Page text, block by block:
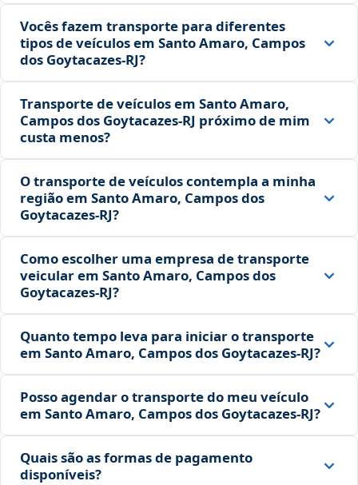
Vocês fazem transporte para diferentes
tipos de veículos em Santo Amaro, Campos
dos Goytacazes‑RJ?
Transporte de veículos em Santo Amaro,
Campos dos Goytacazes‑RJ próximo de mim
custa menos?
O transporte de veículos contempla a minha
região em Santo Amaro, Campos dos
Goytacazes‑RJ?
Como escolher uma empresa de transporte
veicular em Santo Amaro, Campos dos
Goytacazes‑RJ?
Quanto tempo leva para iniciar o transporte
em Santo Amaro, Campos dos Goytacazes‑RJ?
Posso agendar o transporte do meu veículo
em Santo Amaro, Campos dos Goytacazes‑RJ?
Quais são as formas de pagamento
disponíveis?